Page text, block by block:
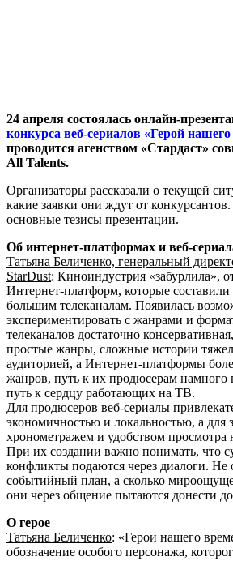
24 апреля состоялась онлайн-
конкурса веб-сериалов «Герой
проводится агенством «Стардаст»
All Talents.
Организаторы рассказали о текущей
какие заявки они ждут от
основные тезисы презентации.
Об интернет-платформах и веб-
Татьяна Беличенко, генеральный
StarDust: Киноиндустрия «забурлила»,
Интернет-платформ, которые
большим телеканалам. Появилась
экспериментировать с жанрами и
телеканалов достаточно
простые жанры, сложные истории
аудиторией, а Интернет-платформы
жанров, путь к их продюсерам намного
путь к сердцу работающих на ТВ.
Для продюсеров веб-сериалы
экономичностью и локальностью, а для
хронометражем и удобством просмотра
При их создании важно понимать, что
конфликты подаются через диалоги. Не
событийный план, а сколько
они через общение пытаются донести до
О герое
Tатьяна Беличенко: «Герои нашего
обозначение особого персонажа,